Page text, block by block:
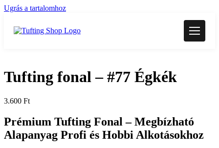
Ugrás a tartalomhoz
Tufting fonal – #77 Égkék
3.600 Ft
Prémium Tufting Fonal –Megbízható
Alapanyag Profi és Hobbi Alkotásokhoz